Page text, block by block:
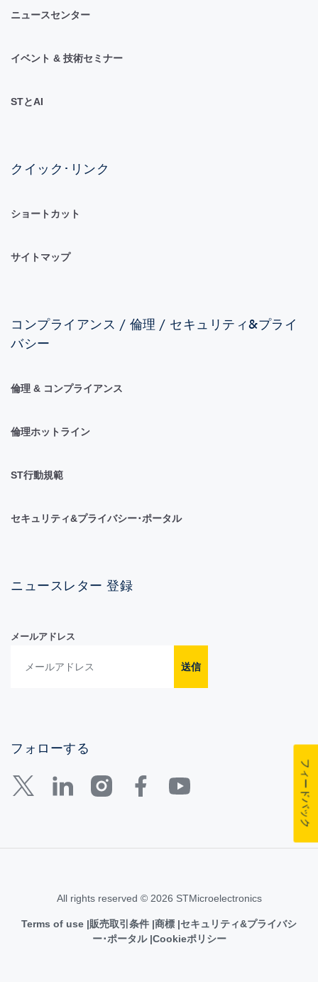
ニュースセンター
イベント & 技術セミナー
STとAI
クイック･リンク
ショートカット
サイトマップ
コンプライアンス / 倫理 / セキュリティ&プライ
バシー
倫理 & コンプライアンス
倫理ホットライン
ST行動規範
セキュリティ&プライバシー･ポータル
ニュースレター 登録
メールアドレス
送信
フォローする
All rights reserved © 2026 STMicroelectronics
Terms of use 販売取引条件 商標 セキュリティ&プライバシ
ー･ポータル Cookieポリシー
フィードバック